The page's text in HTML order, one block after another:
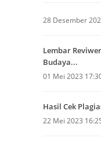
28 Desember
Lembar
Budaya...
01 Mei 2023
Hasil Cek
22 Mei 2023